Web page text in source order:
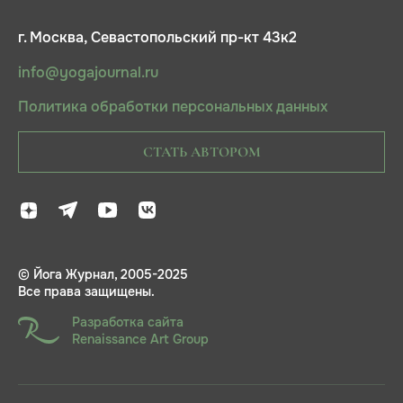
г. Москва, Севастопольский пр-кт 43к2
info@yogajournal.ru
Политика обработки персональных данных
СТАТЬ АВТОРОМ
© Йога Журнал, 2005-2025
Все права защищены.
Разработка сайта
Renaissance Art Group